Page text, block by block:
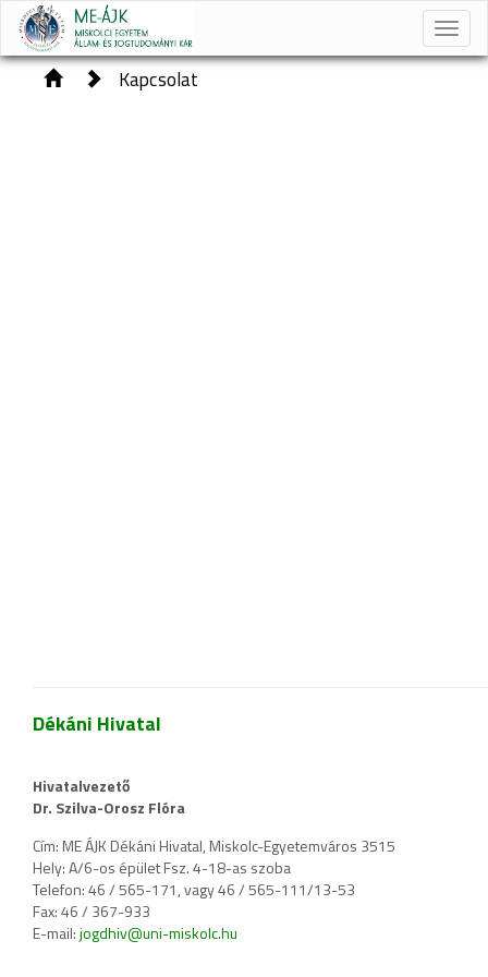
Toggle
Kapcsolat
Dékáni Hivatal
Hivatalvezető
Dr. Szilva-Orosz Flóra
Cím: ME ÁJK Dékáni Hivatal, Miskolc-Egyetemváros 3515
Hely: A/6-os épület Fsz. 4-18-as szoba
Telefon: 46 / 565-171, vagy 46 / 565-111/13-53
Fax: 46 / 367-933
E-mail:jogdhiv@uni-miskolc.hu